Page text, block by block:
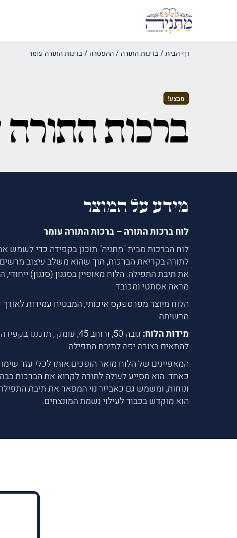
דף הבית/ברכות התורה / ההפטרה /ברכות התורה עומר
מבצע!
ברכות התורה
מידע על המוצר
לוח ברכות התורה – ברכות התורה עומר
לוח הברכות מבית "מתניה" תוכנן בקפידה כדי לשמש
לתורה בקריאת הברכות, תוך שהוא משלב עיצוב
את תיבת התפילה. הלוח מאופיין בסגנון (סגנון) ייחודי,
מראה אסתטי ומכובד.
הלוח מיוצר מפרספקס איכותי, המבטיח עמידות לאורך
מרשימה.
מידות הלוח:
גובה 50, ורוחב 45, עומק , תוכננו
להתאים בצורה יפה לתיבת התפילה.
המאפיינים של הלוח מואר הופכים אותו לכלי עזר
כאחד. הוא מסייע לעולה לתורה לקרוא את הברכות
ונוחות, ומשמש גם כאביזר נוי המפאר את תיבת
הוא מוקדש בכבוד לעילוי נשמת המונצחים.